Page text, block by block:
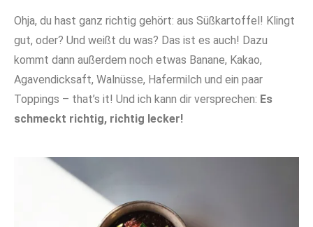
Ohja, du hast ganz richtig gehört: aus Süßkartoffel! Klingt
gut, oder? Und weißt du was? Das ist es auch! Dazu
kommt dann außerdem noch etwas Banane, Kakao,
Agavendicksaft, Walnüsse, Hafermilch und ein paar
Toppings – that’s it! Und ich kann dir versprechen: Es
schmeckt richtig, richtig lecker!